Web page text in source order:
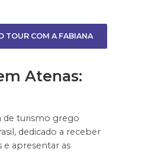
TOUR COM A FABIANA
Atenas:
de turismo grego
dedicado a receber
e apresentar as